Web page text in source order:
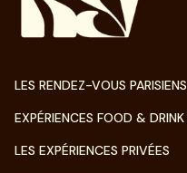
LES RENDEZ-VOUS PARISIENS
EXPÉRIENCES FOOD & DRINK
LES EXPÉRIENCES PRIVÉES